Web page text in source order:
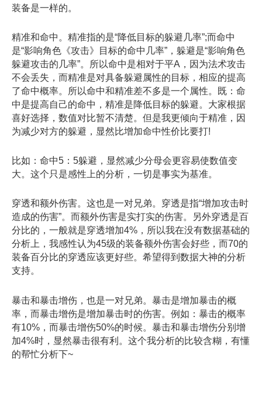
装备是一样的。
精准和命中。精准指的是“降低目标的躲避几率”;而命中
是“影响角色《攻击》目标的命中几率”，躲避是“影响角色
躲避攻击的几率”。所以命中是相对于平A，因为法术攻击
不会丢失，而精准是对具备躲避属性的目标，相应的提高
了命中概率。所以命中和精准差不多是一个属性。既：命
中是提高自己的命中，精准是降低目标的躲避。大家根据
喜好选择，数值对比暂不清楚。但是我更倾向于精准，因
为减少对方的躲避，显然比增加命中性价比要打!
比如：命中5：5躲避，显然减少分母会更容易使数值变
大。这个只是感性上的分析，一切是事实为基准。
穿透和额外伤害。这也是一对兄弟。穿透是指“增加攻击时
造成的伤害”。而额外伤害是实打实的伤害。另外穿透是百
分比的，一般就是穿透增加4%，所以我在没有数据基础的
分析上，我感性认为45级的装备额外伤害会好些，而70的
装备百分比的穿透应该更好些。希望得到数据大神的分析
支持。
暴击和暴击增伤，也是一对兄弟。暴击是增加暴击的概
率，而暴击增伤是增加暴击时的伤害。例如：暴击的概率
有10%，而暴击增伤50%的时候。暴击和暴击增伤分别增
加4%时，显然暴击很有利。这个我分析的比较含糊，有懂
的帮忙分析下~